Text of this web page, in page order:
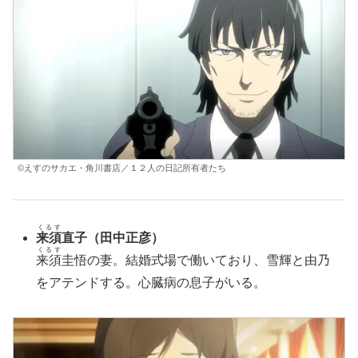
©えすのサカエ・角川書店／１２人の日記所有者たち
来須
くるす
直子 （田中正彦）
来須
くるす
圭悟の妻。結婚式場で働いており、雪輝と由乃
をアテンドする。心臓病の息子がいる。